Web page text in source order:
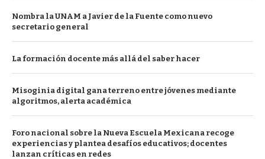
Nombra la UNAM a Javier de la Fuente como nuevo
secretario general
La formación docente más allá del saber hacer
Misoginia digital gana terreno entre jóvenes mediante
algoritmos, alerta académica
Foro nacional sobre la Nueva Escuela Mexicana recoge
experiencias y plantea desafíos educativos; docentes
lanzan críticas en redes